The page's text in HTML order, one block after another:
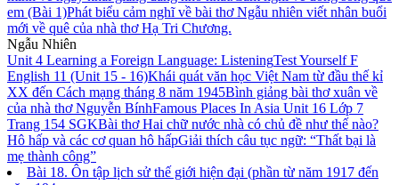
em (Bài 1)Phát biểu cảm nghĩ về bài thơ Ngẫu nhiên viết nhân buổi
mới về quê của nhà thơ Hạ Tri Chương.
Ngẫu Nhiên
Unit 4 Learning a Foreign Language: ListeningTest Yourself F
English 11 (Unit 15 - 16)Khái quát văn học Việt Nam từ đầu thế kỉ
XX đến Cách mạng tháng 8 năm 1945Bình giảng bài thơ xuân về
của nhà thơ Nguyễn BínhFamous Places In Asia Unit 16 Lớp 7
Trang 154 SGKBài thơ Hai chữ nước nhà có chủ đề như thế nào?
Hô hấp và các cơ quan hô hấpGiải thích câu tục ngữ: “Thất bại là
mẹ thành công”
Bài 18. Ôn tập lịch sử thế giới hiện đại (phần từ năm 1917 đến